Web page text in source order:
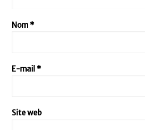
Nom *
E-mail *
Site web